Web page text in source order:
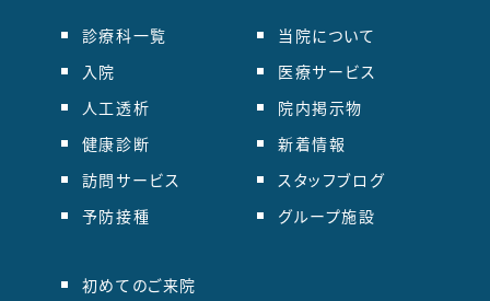
診療科一覧
入院
人工透析
健康診断
訪問サービス
予防接種
当院について
医療サービス
院内掲示物
新着情報
スタッフブログ
グループ施設
初めてのご来院